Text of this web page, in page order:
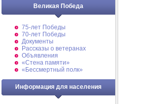
Великая Победа
75-лет Победы
70-лет Победы
Документы
Рассказы о ветеранах
Объявления
«Стена памяти»
«Бессмертный полк»
Информация для населения